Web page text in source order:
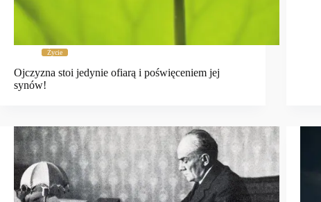
Życie
Ojczyzna stoi jedynie ofiarą i poświęceniem jej
synów!